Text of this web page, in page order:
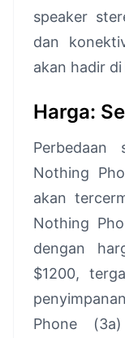
speaker
dan
akan hadir
Harga:
Perbedaan
Nothing
akan
Nothing
dengan
$1200,
Phone